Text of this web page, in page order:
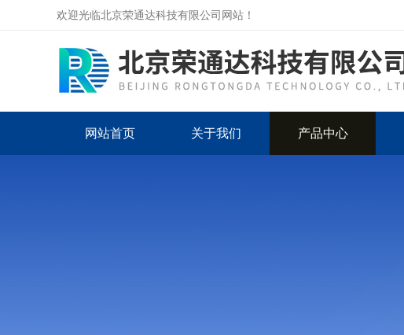
欢迎光临北京荣通达科技有限公司网站！
网站首页 关于我们 产品中心